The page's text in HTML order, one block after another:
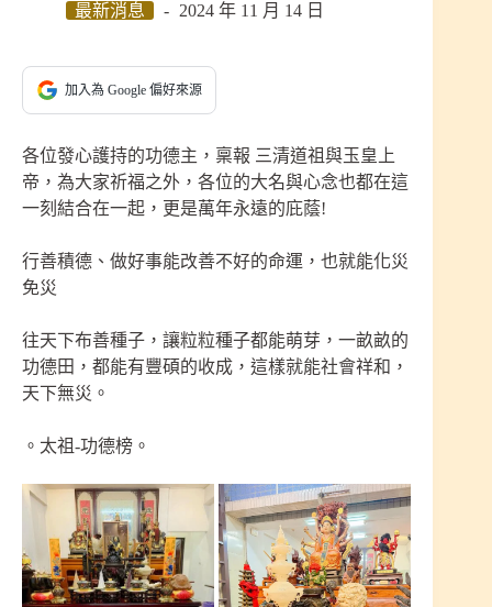
最新消息 2024 年 11 月 14 日
加入為 Google 偏好來源
各位發心護持的功德主，稟報 三清道祖與玉皇上
帝，為大家祈福之外，各位的大名與心念也都在這
一刻結合在一起，更是萬年永遠的庇蔭!
行善積德、做好事能改善不好的命運，也就能化災
免災
往天下布善種子，讓粒粒種子都能萌芽，一畝畝的
功德田，都能有豐碩的收成，這樣就能社會祥和，
天下無災。
。太祖-功德榜。